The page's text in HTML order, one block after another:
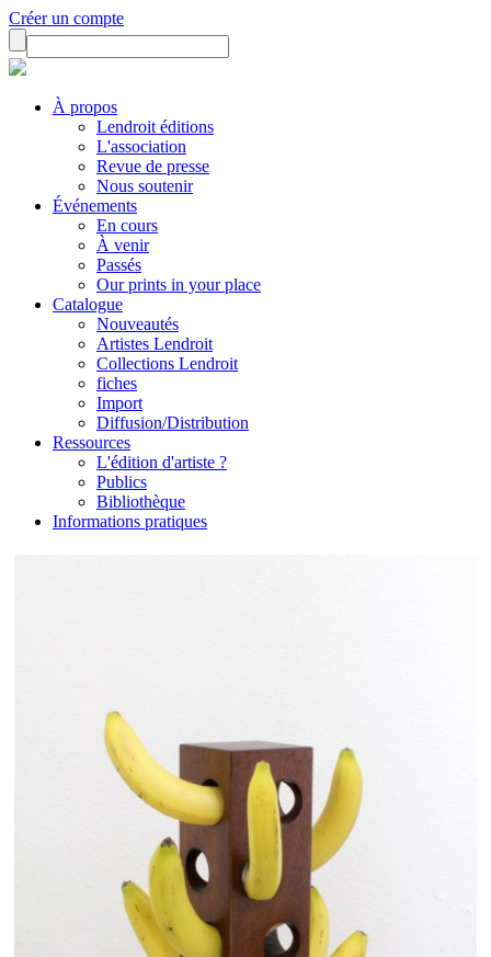
Créer un compte
À propos
Lendroit éditions
L'association
Revue de presse
Nous soutenir
Événements
En cours
À venir
Passés
Our prints in your place
Catalogue
Nouveautés
Artistes Lendroit
Collections Lendroit
fiches
Import
Diffusion/Distribution
Ressources
L'édition d'artiste ?
Publics
Bibliothèque
Informations pratiques